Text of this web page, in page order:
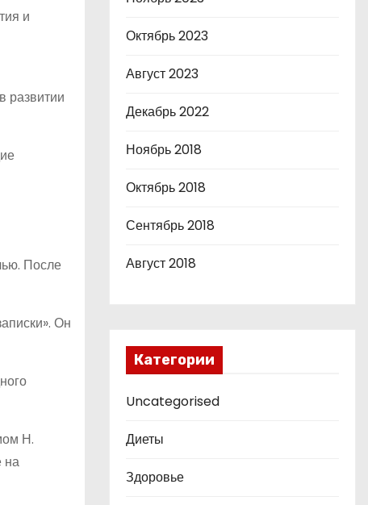
и
развитии
После
Он
Н.
на
Октябрь 2023
Август 2023
Декабрь 2022
Ноябрь 2018
Октябрь 2018
Сентябрь 2018
Август 2018
Категории
Uncategorised
Диеты
Здоровье